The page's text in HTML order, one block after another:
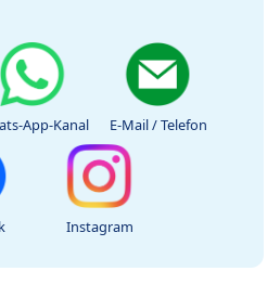
App-Kanal E-Mail / Telefon
Instagram